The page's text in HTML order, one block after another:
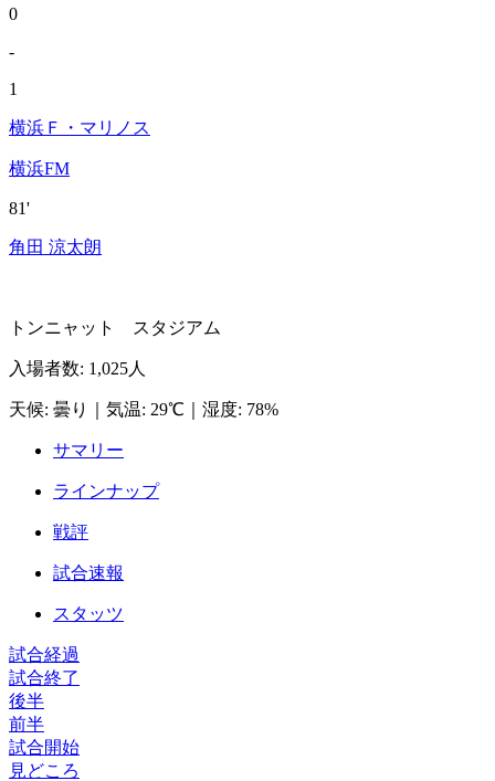
0
-
1
横浜Ｆ・マリノス
横浜FM
81'
角田 涼太朗
トンニャット スタジアム
入場者数: 1,025人
天候: 曇り 気温: 29℃ 湿度: 78%
サマリー
ラインナップ
戦評
試合速報
スタッツ
試合経過
試合終了
後半
前半
試合開始
見どころ